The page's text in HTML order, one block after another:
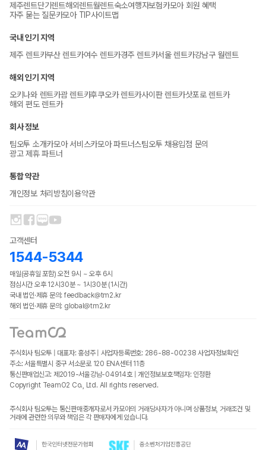
제주렌트단기렌트해외렌트월렌트숙소여행자보험카모아 회원 혜택
자주 묻는 질문카모아 TIP사이트맵
국내 인기 지역
제주 렌트카부산 렌트카여수 렌트카경주 렌트카서울 렌트카강남구 월렌트
해외 인기 지역
오키나와 렌트카괌 렌트카후쿠오카 렌트카사이판 렌트카삿포로 렌트카
해외 편도 렌트카
회사 정보
팀오투 소개카모아 서비스카모아 파트너스팀오투 채용입점 문의
광고 제휴 파트너
통합 약관
개인정보 처리방침이용약관
고객센터
1544-5344
매일(공휴일 포함) 오전 9시 ~ 오후 6시
점심시간 오후 12시30분 ~ 1시30분 (1시간)
국내 법인·제휴 문의: feedback@tm2.kr
해외 법인·제휴 문의: global@tm2.kr
주식회사 팀오투 | 대표자: 홍성주 | 사업자등록번호: 286-88-00238 사업자정보확인
주소: 서울특별시 중구 서소문로 120 ENA센터 11층
통신판매업신고: 제2019-서울강남-04914호 | 개인정보보호책임자: 인정환
Copyright TeamO2 Co., Ltd. All rights reserved.
주식회사 팀오투는 통신판매중개자로서 카모아의 거래당사자가 아니며 상품정보, 거래조건 및
거래에 관련한 의무와 책임은 각 판매자에게 있습니다.